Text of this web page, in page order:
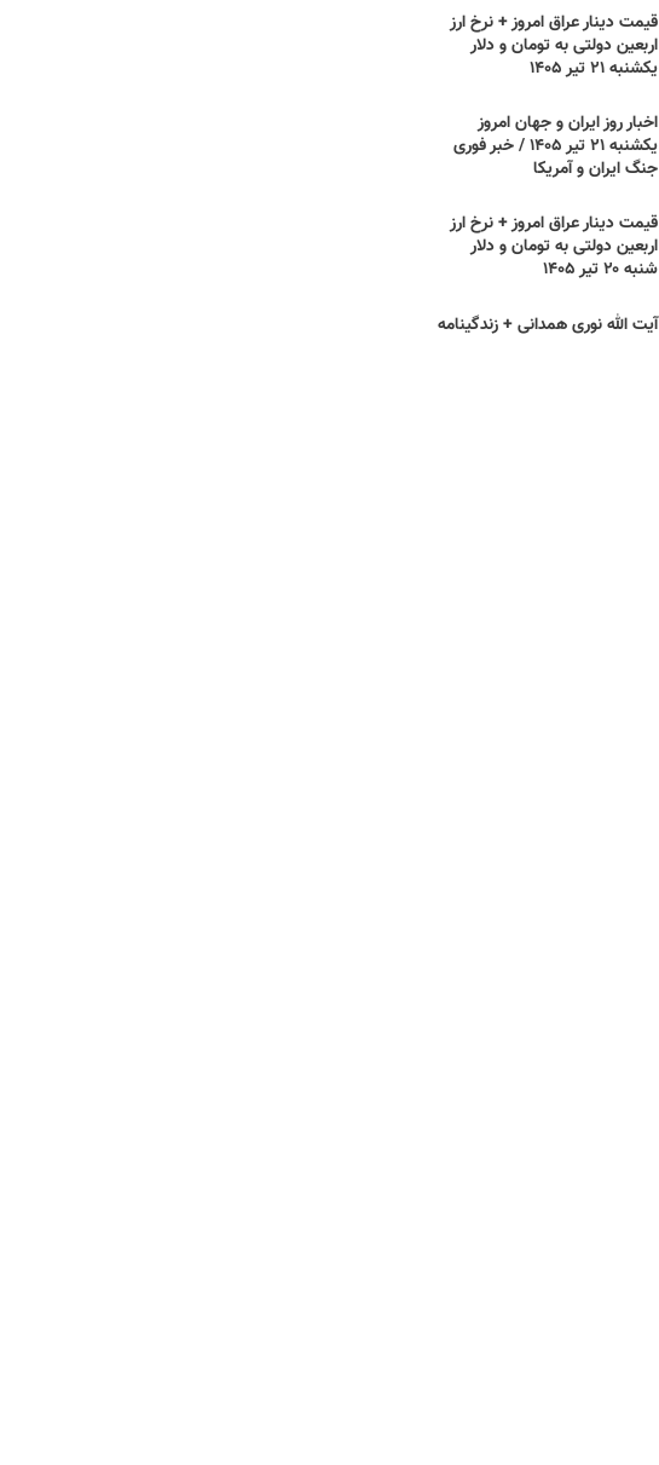
قیمت دینار عراق امروز + نرخ ارز
اربعین دولتی به تومان و دلار
یکشنبه ۲۱ تیر ۱۴۰۵
اخبار روز ایران و جهان امروز
یکشنبه ۲۱ تیر ۱۴۰۵ / خبر فوری
جنگ ایران و آمریکا
قیمت دینار عراق امروز + نرخ ارز
اربعین دولتی به تومان و دلار
شنبه ۲۰ تیر ۱۴۰۵
آیت الله نوری همدانی + زندگینامه